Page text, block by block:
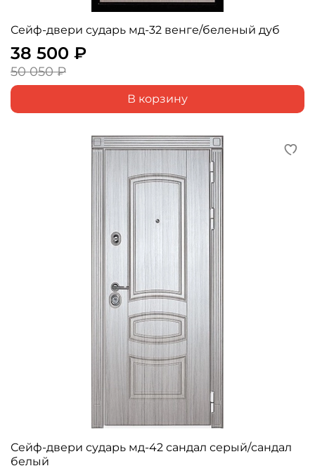
Сейф-двери сударь мд-32 венге/беленый дуб
38 500 ₽
50 050 ₽
В корзину
Сейф-двери сударь мд-42 сандал серый/сандал
белый